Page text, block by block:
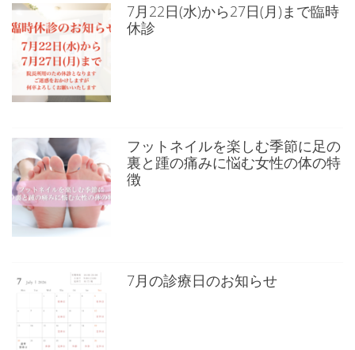
7月22日(水)から27日(月)まで臨時
休診
フットネイルを楽しむ季節に足の
裏と踵の痛みに悩む女性の体の特
徴
7月の診療日のお知らせ